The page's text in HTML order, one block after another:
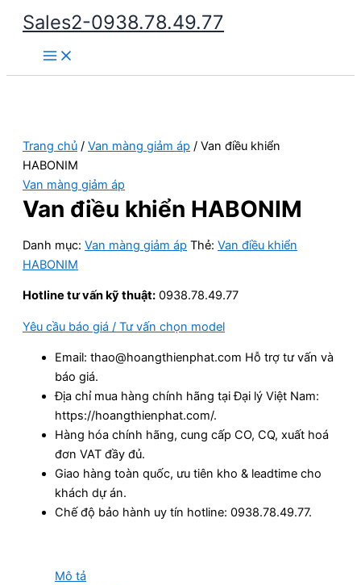
Nhảy
dung
Sales2-0938.78.49.77
Main
Menu
Trang chủ / Van màng giảm áp / Van điều khiển
HABONIM
Van màng giảm áp
Van điều khiển HABONIM
Danh mục: Van màng giảm áp Thẻ: Van điều khiển
HABONIM
Hotline tư vấn kỹ thuật: 0938.78.49.77
Yêu cầu báo giá / Tư vấn chọn model
Email: thao@hoangthienphat.com Hỗ trợ tư vấn và
báo giá.
Địa chỉ mua hàng chính hãng tại Đại lý Việt Nam:
https://hoangthienphat.com/.
Hàng hóa chính hãng, cung cấp CO, CQ, xuất hoá
đơn VAT đầy đủ.
Giao hàng toàn quốc, ưu tiên kho & leadtime cho
khách dự án.
Chế độ bảo hành uy tín hotline: 0938.78.49.77.
Mô tả